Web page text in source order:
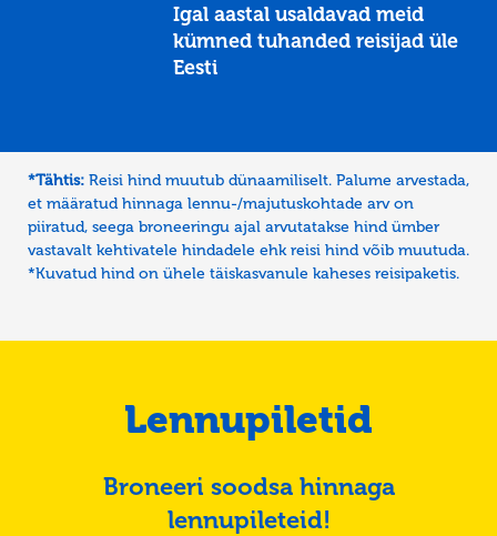
Igal aastal usaldavad meid
kümned tuhanded reisijad üle
Eesti
*Tähtis: Reisi hind muutub dünaamiliselt. Palume arvestada,
et määratud hinnaga lennu-/majutuskohtade arv on
piiratud, seega broneeringu ajal arvutatakse hind ümber
vastavalt kehtivatele hindadele ehk reisi hind võib muutuda.
*Kuvatud hind on ühele täiskasvanule kaheses reisipaketis.
Lennupiletid
Broneeri soodsa hinnaga
lennupileteid!